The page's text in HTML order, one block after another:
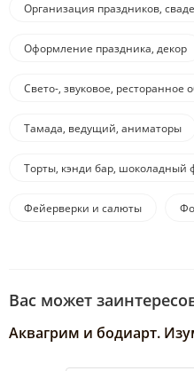
Организация праздников,
Оформление праздника, декор
Свето-, звуковое, ресторанное
Тамада, ведущий, аниматоры
Торты, кэнди бар, шоколадный
Фейерверки и салюты
Вас может
Аквагрим и бодиарт.